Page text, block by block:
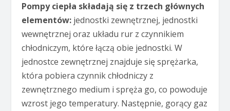
Pompy ciepła składają się z trzech głównych
elementów: jednostki zewnętrznej, jednostki
wewnętrznej oraz układu rur z czynnikiem
chłodniczym, które łączą obie jednostki. W
jednostce zewnętrznej znajduje się sprężarka,
która pobiera czynnik chłodniczy z
zewnętrznego medium i spręża go, co powoduje
wzrost jego temperatury. Następnie, gorący gaz